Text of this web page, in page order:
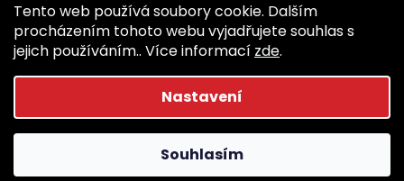
Tento web používá soubory cookie. Dalším
procházením tohoto webu vyjadřujete souhlas s
jejich používáním.. Více informací zde.
Nastavení
Souhlasím
Facebook
Vytvořil Shoptet
Běž.cz. Všechna práva vyhrazena.